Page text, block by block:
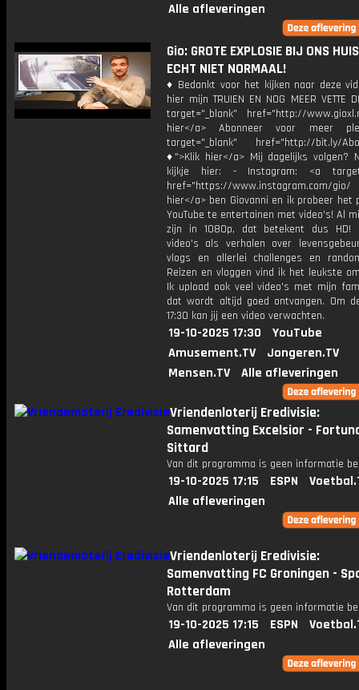
Alle afleveringen
Gio: GROTE EXPLOSIE BIJ ONS
ECHT NIET NORMAAL!
♦ Bedankt voor het kijken naar deze
hier mijn TRUIEN EN NOG MEER VETTE
target="_blank" href="http://
hier</a> Abonneer voor meer
target="_blank" href="http://bit.ly/
♦">Klik hier</a> Mij dagelijks volgen?
kijkje hier: - Instagram: <a
href="https://www.instagram.com/
hier</a> ben Giovanni en ik probeer het
YouTube te entertainen met video's! Al
zijn in 1080p, dat betekent dus HD!
video's als verhalen over
vlogs en allerlei challenges en
Reizen en vloggen vind ik het leukste
Ik upload ook veel video's met mijn
dat wordt altijd goed ontvangen. Om
17:30 kan jij een video verwachten.
19-10-2025 17:30
YouTube
Amusement.TV
Jongeren.TV
Mensen.TV
Alle afleveringen
Vriendenloterij Eredivisie:
Samenvatting Excelsior -
Sittard
Van dit programma is geen informatie
19-10-2025 17:15 ESPN
Alle afleveringen
Vriendenloterij Eredivisie:
Samenvatting FC Groningen -
Rotterdam
Van dit programma is geen informatie
19-10-2025 17:15 ESPN
Alle afleveringen